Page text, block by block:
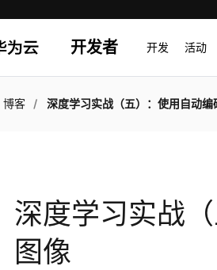
开发者 开发 活动
博客 深度学习实战（五）：使用自动编
深度学习实战
图像